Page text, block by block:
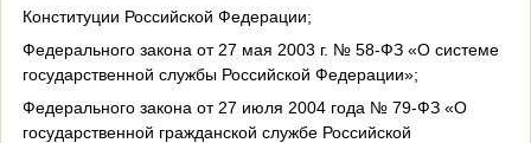
Конституции Российской Федерации;
Федерального закона от 27 мая 2003 г. № 58-ФЗ «О системе
государственной службы Российской Федерации»;
Федерального закона от 27 июля 2004 года № 79-ФЗ «О
государственной гражданской службе Российской